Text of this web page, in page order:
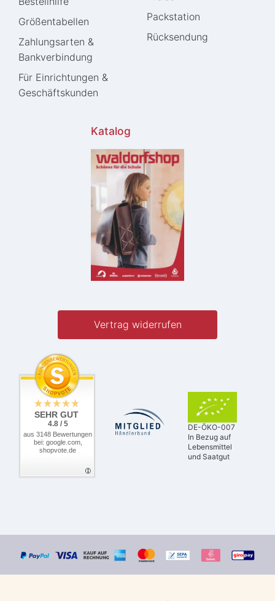
Größentabellen
Zahlungsarten &
Bankverbindung
Für Einrichtungen &
Geschäftskunden
Packstation
Rücksendung
Katalog
Vertrag widerrufen
SEHR GUT
4.8 / 5
aus 3148 Bewertungen
bei: google.com,
shopvote.de
DE-ÖKO-007
In Bezug auf
Lebensmittel
und Saatgut